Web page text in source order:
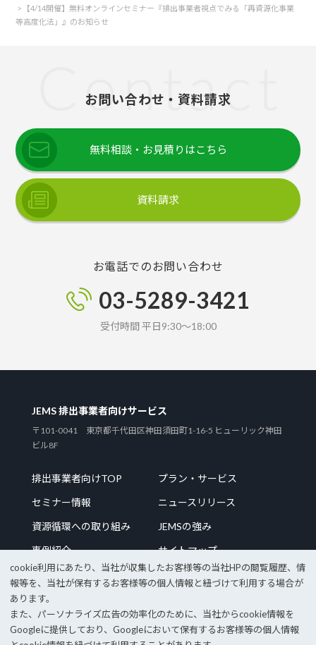
> 【4/14開催】無料オンラインセミナー『排出事業者視点でみる「再資源化事業
等高度化法」』のお知らせ
お問い合わせ・資料請求
無料相談・お見積りはこちら
資料請求
お電話でのお問い合わせ
03-5289-3421
受付時間 平日9:30～18:00
JEMS 排出事業者向けサービス
〒101-0041 東京都千代田区神田須田町1-16-5 ヒューリック神田
ビル8F
排出事業者向けTOP
プラン・サービス
セミナー情報
ニュースリリース
資源循環への取り組み
JEMSの強み
事例紹介
サイトマップ
企業サイトTOP
採用情報
個人情報保護方針
情報セキュリティポリシー
cookie利⽤にあたり、当社が収集したお客様等の当社HPの閲覧履歴、情
報等を、当社が保有するお客様等の個⼈情報と紐づけて利⽤する場合が
あります。
また、パーソナライズ広告の効率化のために、当社からcookie情報を
Googleに提供しており、Googleにおいて保有するお客様等の個⼈情報